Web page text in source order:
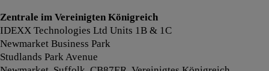
Zentrale im Vereinigten Königreich
IDEXX Technologies Ltd Units 1B & 1C
Newmarket Business Park
Studlands Park Avenue